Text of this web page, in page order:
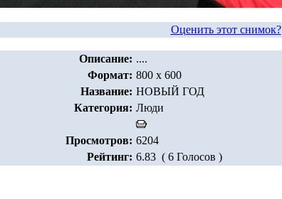
Оценить этот снимок?
Описание: ....
Формат: 800 x 600
Название: НОВЫЙ ГОД
Категория: Люди
Просмотров: 6204
Рейтинг: 6.83 ( 6 Голосов )